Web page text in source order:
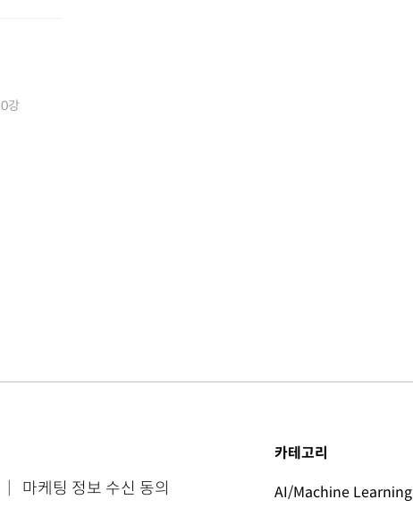
0강
마케팅 정보 수신 동의
카테고리
AI/Machine Learning